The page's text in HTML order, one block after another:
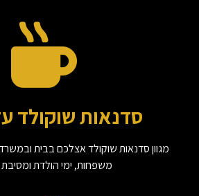
סדנאות שוקולד
מגוון סדנאות שוקולד אצלכם בבית
משפחות, ימי הולדת ומסיבת